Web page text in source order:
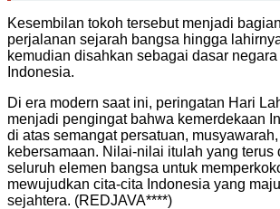
Kesembilan tokoh tersebut menjadi
perjalanan sejarah bangsa hingga
kemudian disahkan sebagai dasar
Indonesia.
Di era modern saat ini, peringatan Hari
menjadi pengingat bahwa kemerdekaan
di atas semangat persatuan,
kebersamaan. Nilai-nilai itulah yang terus
seluruh elemen bangsa untuk
mewujudkan cita-cita Indonesia yang
sejahtera. (REDJAVA****)